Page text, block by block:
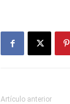
Artículo anterior